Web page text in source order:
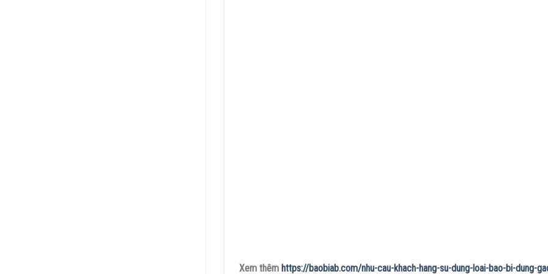
Xem thêm https://baobiab.com/nhu-cau-khach-hang-su-dung-loai-bao-bi-dung-